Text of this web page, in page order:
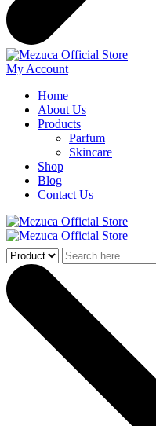
My Account
Home
About Us
Products
Parfum
Skincare
Shop
Blog
Contact Us